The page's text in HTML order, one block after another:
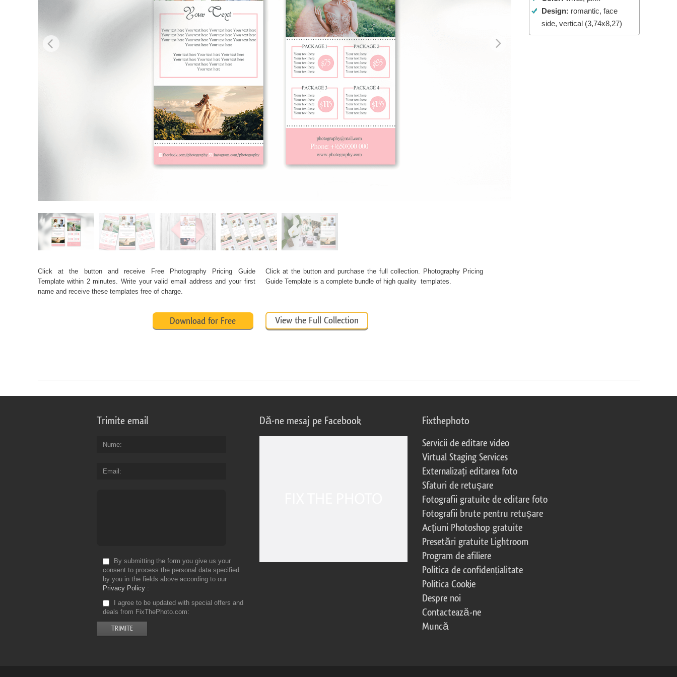
Retusarea produsului Servicii Bijuterii Retușând Servicii Date de Antrenament AI Video Editing ServicesDesign: romantic, face
side, vertical (3,74x8,27)
Click at the button and receive Free Photography Pricing Guide
Template within 2 minutes. Write your valid email address and your first
name and receive these templates free of charge.
Click at the button and purchase the full collection. Photography Pricing
Guide Template is a complete bundle of high quality templates.
Download for Free View the Full Collection
Trimite email
Nume
Email
By submitting the form you give us your
consent to process the personal data specified
by you in the fields above according to our
Privacy Policy
I agree to be updated with special offers and
deals from FixThePhoto.com
Dă-ne mesaj pe Facebook Fixthephoto
Servicii de editare video
Virtual Staging Services
Externalizați editarea foto
Sfaturi de retușare
Fotografii gratuite de editare foto
Fotografii brute pentru retușare
Acțiuni Photoshop gratuite
Presetări gratuite Lightroom
Program de afiliere
Politica de confidențialitate
Politica Cookie
Despre noi
Contactează-ne
Muncă